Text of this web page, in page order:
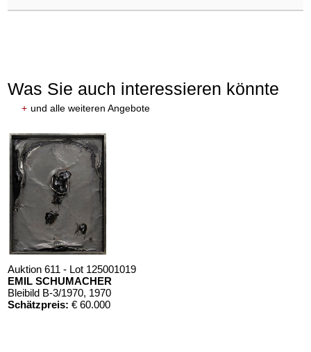
Was Sie auch interessieren könnte
+ und alle weiteren Angebote
Auktion 611 - Lot 125001019
EMIL SCHUMACHER
Bleibild B-3/1970, 1970
Schätzpreis: € 60.000